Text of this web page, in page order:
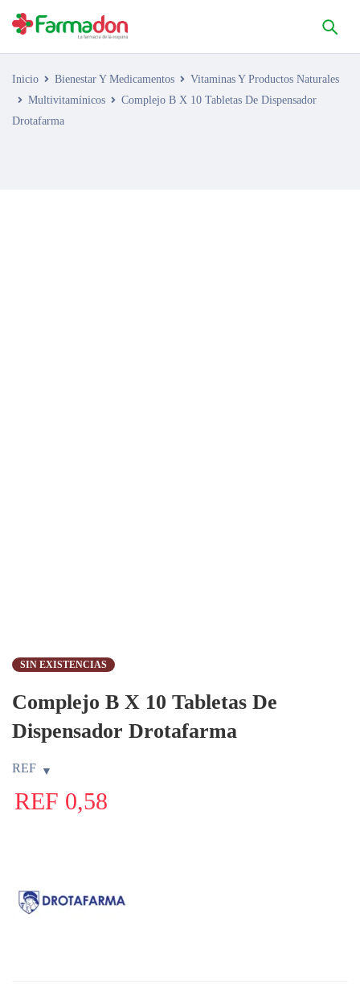
Inicio Bienestar Y Medicamentos
Vitaminas Y Productos Naturales
Multivitamínicos
Complejo B X 10 Tabletas De Dispensador
Drotafarma
SIN EXISTENCIAS
Complejo B X 10 Tabletas De
Dispensador Drotafarma
REF
REF 0,58